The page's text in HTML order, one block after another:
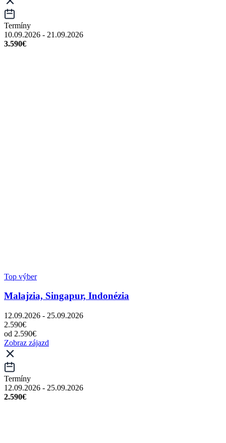
Termíny
10.09.2026 - 21.09.2026
3.590€
Top výber
Malajzia, Singapur, Indonézia
12.09.2026 - 25.09.2026
2.590€
od 2.590€
Zobraz zájazd
Termíny
12.09.2026 - 25.09.2026
2.590€